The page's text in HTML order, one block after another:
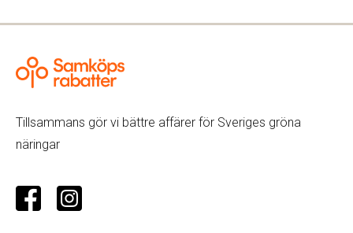
Tillsammans gör vi bättre affärer för Sveriges gröna
näringar